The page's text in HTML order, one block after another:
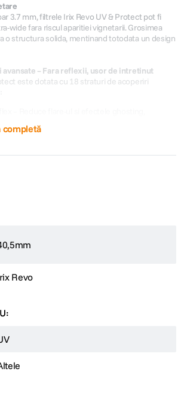
3.7 mm, filtrele Irix Revo UV & Protect pot fi
wide fara riscul aparitiei vignetarii. Grosimea
o structura solida, mentinand totodata un design
– Fara reflexii, usor de intretinut
este dotata cu 18 straturi de acoperiri
si rezistenta la grasime – Respinge apa,
la zgarieturi – Sporeste rezistenta la
– Previne acumularea de urme si praf, usurand
obiectivul tau
UV & Protect sunt un accesoriu esential pentru
completa a obiectivului, fara a compromite
completă
Revo